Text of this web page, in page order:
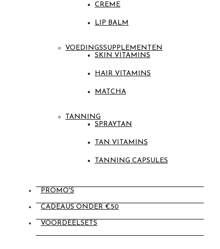
CADEAUS ONDER €50
CREME
LIP BALM
VOEDINGSSUPPLEMENTEN
SKIN VITAMINS
HAIR VITAMINS
MATCHA
TANNING
SPRAYTAN
TAN VITAMINS
TANNING CAPSULES
PROMO'S
VOORDEELSETS